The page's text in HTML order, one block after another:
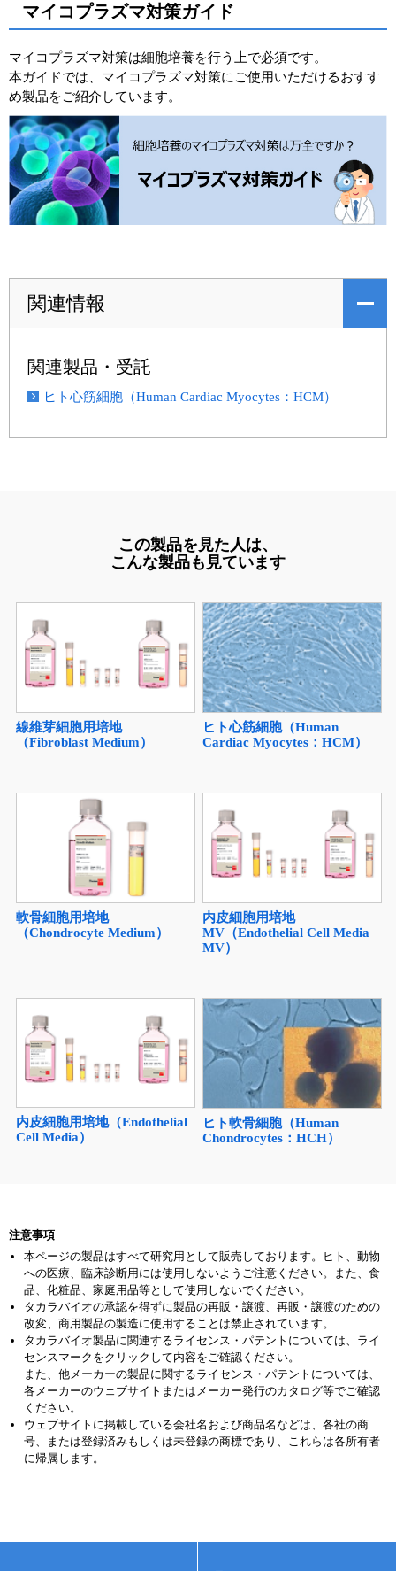
マイコプラズマ対策ガイド
マイコプラズマ対策は細胞培養を行う上で必須です。
本ガイドでは、マイコプラズマ対策にご使用いただけるおすす
め製品をご紹介しています。
関連情報
関連製品・受託
ヒト心筋細胞（Human Cardiac Myocytes：HCM）
この製品を見た人は、
こんな製品も見ています
線維芽細胞用培地
（Fibroblast Medium）
ヒト心筋細胞（Human
Cardiac Myocytes：HCM）
軟骨細胞用培地
（Chondrocyte Medium）
内皮細胞用培地
MV（Endothelial Cell Media
MV）
内皮細胞用培地（Endothelial
Cell Media）
ヒト軟骨細胞（Human
Chondrocytes：HCH）
注意事項
本ページの製品はすべて研究用として販売しております。ヒト、動物
への医療、臨床診断用には使用しないようご注意ください。また、食
品、化粧品、家庭用品等として使用しないでください。
タカラバイオの承認を得ずに製品の再販・譲渡、再販・譲渡のための
改変、商用製品の製造に使用することは禁止されています。
タカラバイオ製品に関連するライセンス・パテントについては、ライ
センスマークをクリックして内容をご確認ください。
また、他メーカーの製品に関するライセンス・パテントについては、
各メーカーのウェブサイトまたはメーカー発行のカタログ等でご確認
ください。
ウェブサイトに掲載している会社名および商品名などは、各社の商
号、または登録済みもしくは未登録の商標であり、これらは各所有者
に帰属します。